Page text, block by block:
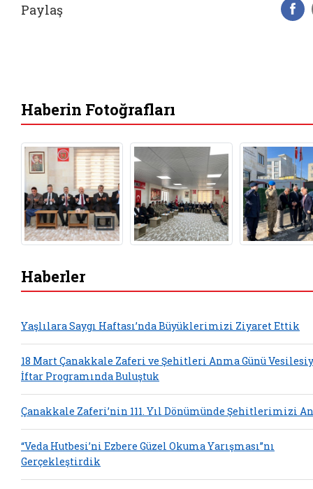
Paylaş
Haberin Fotoğrafları
Haberler
Yaşlılara Saygı Haftası’nda Büyüklerimizi Ziyaret Ettik
18 Mart Çanakkale Zaferi ve Şehitleri Anma Günü
İftar Programında Buluştuk
Çanakkale Zaferi’nin 111. Yıl Dönümünde Şehitlerimizi
“Veda Hutbesi’ni Ezbere Güzel Okuma Yarışması”nı
Gerçekleştirdik